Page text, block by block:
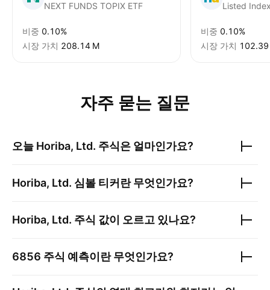
NEXT FUNDS TOPIX ETF
비중 0.10%
시장 가치 ‪208.14 M‬
Listed
비중 0.10%
시장 가치 ‪102.39
자주 묻는 질문
오늘 Horiba, Ltd. 주식은 얼마인가요?
Horiba, Ltd. 심볼 티커란 무엇인가요?
Horiba, Ltd. 주식 값이 오르고 있나요?
6856 주식 예측이란 무엇인가요?